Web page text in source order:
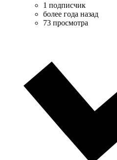
1 подписчик
более года назад
73 просмотра